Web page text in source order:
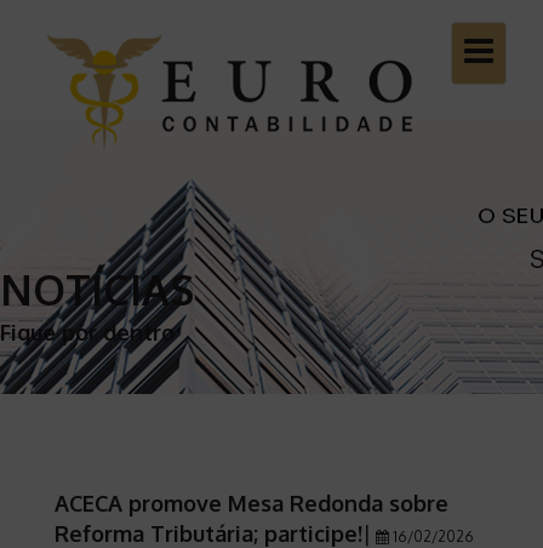
Toggle
NOTÍCIAS
Fique por dentro
ACECA promove Mesa Redonda sobre
Reforma Tributária; participe!| 16/02/2026